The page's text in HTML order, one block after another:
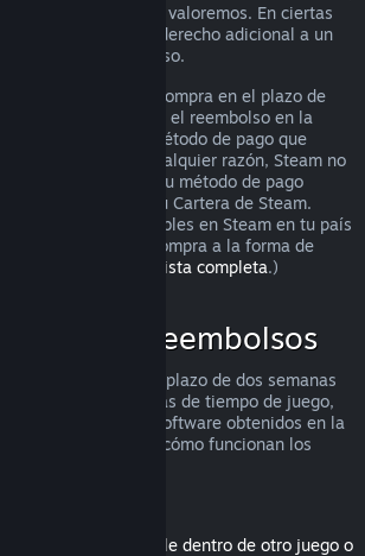
para que lo valoremos. En ciertas
pueden tener derecho adicional a un
juego está defectuoso.
completo de tu compra en el plazo de
aprobación. Recibirás el reembolso en la
el mismo método de pago que
la compra. Si, por cualquier razón, Steam no
a través de tu método de pago
el importe total en tu Cartera de Steam.
de pago disponibles en Steam en tu país
reembolso de una compra a la forma de
aquí para ver una lista completa.)
los reembolsos
de Steam, en un plazo de dos semanas
menos de dos horas de tiempo de juego,
y aplicaciones de software obtenidos en la
aquí un resumen de cómo funcionan los
de Steam utilizable dentro de otro juego o